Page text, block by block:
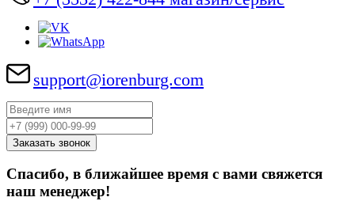
support@iorenburg.com
Спасибо, в ближайшее время с вами свяжется
наш менеджер!